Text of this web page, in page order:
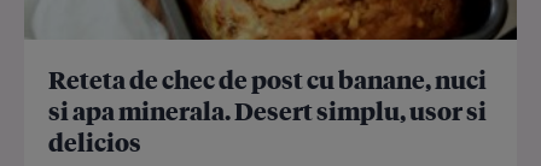
Reteta de chec de post cu banane, nuci
si apa minerala. Desert simplu, usor si
delicios